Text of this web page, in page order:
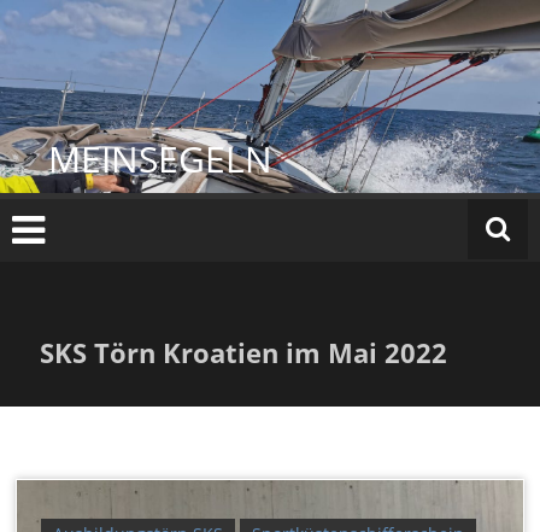
Zum
Inhalt
MEINSEGELN
SKS Törn Kroatien im Mai 2022